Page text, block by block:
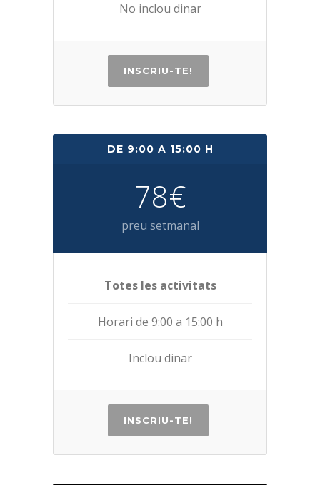
No inclou dinar
INSCRIU-TE!
DE 9:00 A 15:00 H
78€
preu setmanal
Totes les activitats
Horari de 9:00 a 15:00 h
Inclou dinar
INSCRIU-TE!